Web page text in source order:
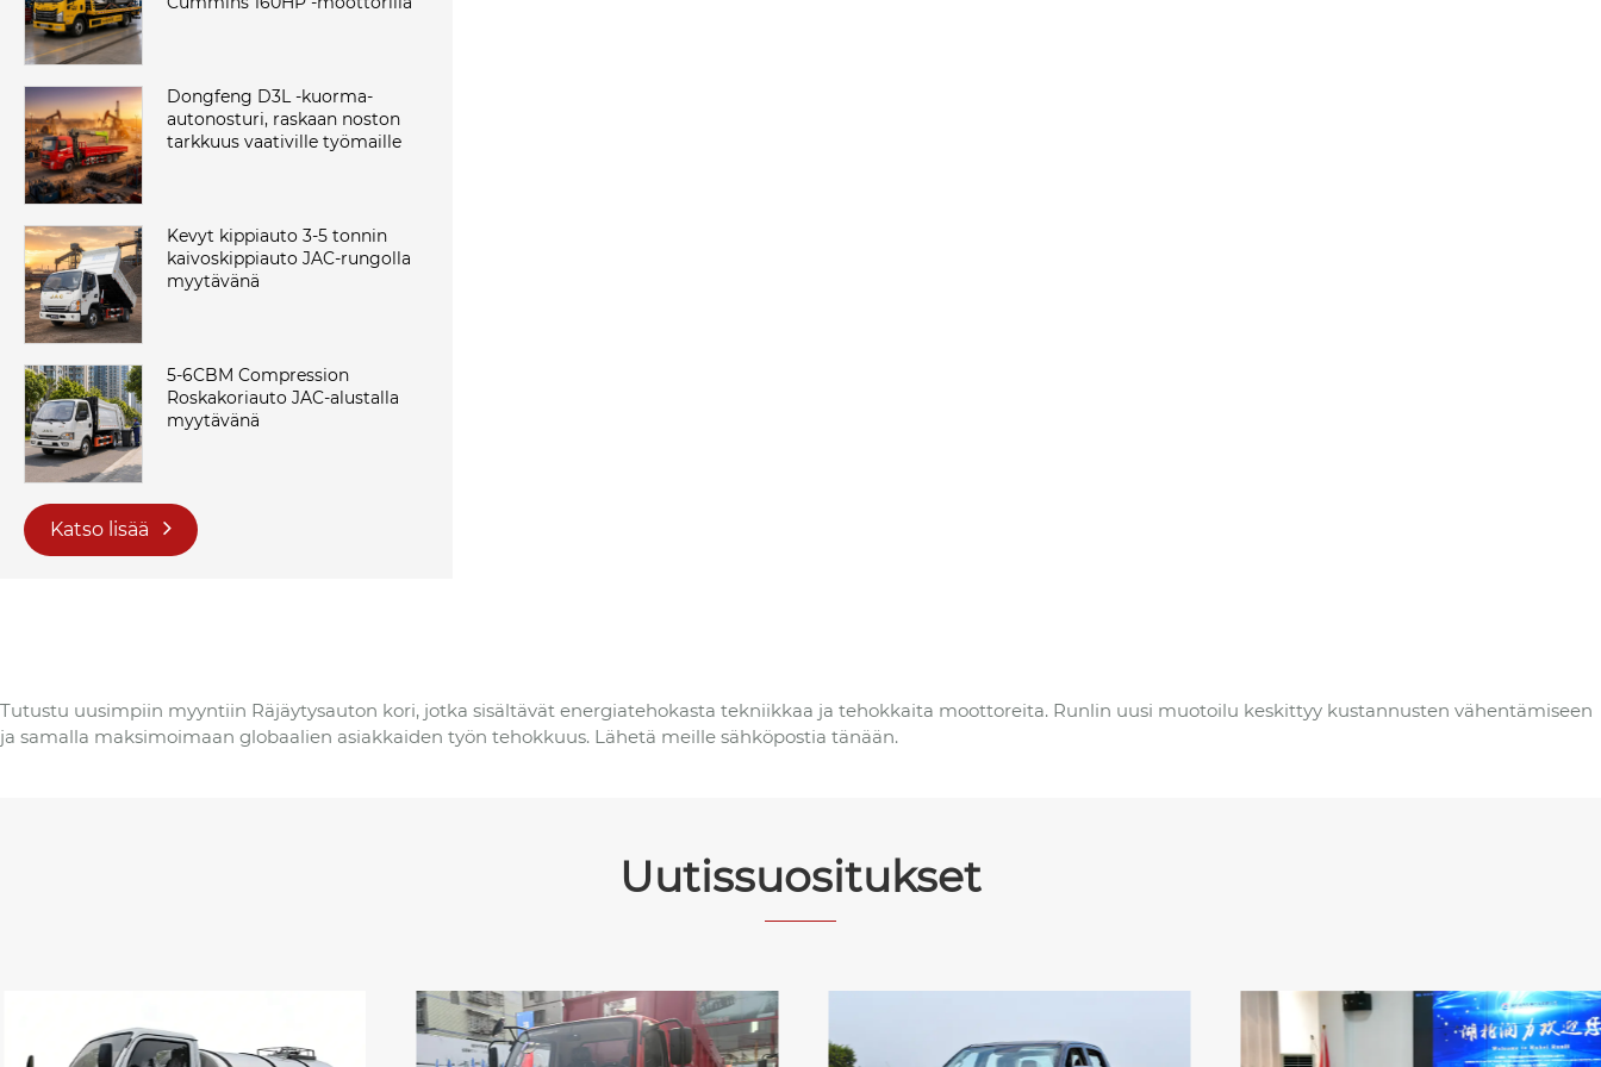
Dongfeng D3L -kuorma-
autonosturi, raskaan noston
tarkkuus vaativille työmaille
Kevyt kippiauto 3-5 tonnin
kaivoskippiauto JAC-rungolla
myytävänä
5-6CBM Compression
Roskakoriauto JAC-alustalla
myytävänä
Katso lisää
Tutustu uusimpiin myyntiin Räjäytysauton kori, jotka sisältävät energiatehokasta tekniikkaa ja tehokkaita moottoreita. Runlin uusi muotoilu keskittyy kustannusten vähentämiseen
ja samalla maksimoimaan globaalien asiakkaiden työn tehokkuus. Lähetä meille sähköpostia tänään.
Uutissuositukset